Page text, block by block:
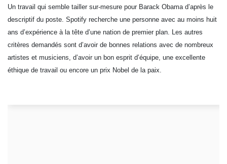
Un travail qui semble tailler sur-mesure pour Barack Obama d’après le
descriptif du poste. Spotify recherche une personne avec au moins huit
ans d’expérience à la tête d’une nation de premier plan. Les autres
critères demandés sont d’avoir de bonnes relations avec de nombreux
artistes et musiciens, d’avoir un bon esprit d’équipe, une excellente
éthique de travail ou encore un prix Nobel de la paix.